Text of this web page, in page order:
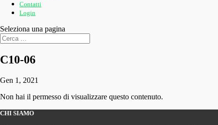
Contatti
Login
Seleziona una pagina
C10-06
Gen 1, 2021
Non hai il permesso di visualizzare questo contenuto.
CHI SIAMO